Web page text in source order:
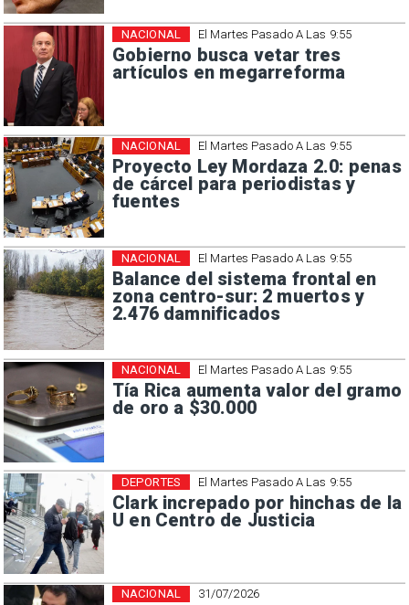
El Martes Pasado A Las 9:55
Gobierno busca vetar tres
artículos en megarreforma
NACIONAL
El Martes Pasado A Las 9:55
Proyecto Ley Mordaza 2.0: penas
de cárcel para periodistas y
fuentes
NACIONAL
El Martes Pasado A Las 9:55
Balance del sistema frontal en
zona centro-sur: 2 muertos y
2.476 damnificados
NACIONAL
El Martes Pasado A Las 9:55
Tía Rica aumenta valor del gramo
de oro a $30.000
NACIONAL
El Martes Pasado A Las 9:55
Clark increpado por hinchas de la
U en Centro de Justicia
DEPORTES
31/07/2026
NACIONAL